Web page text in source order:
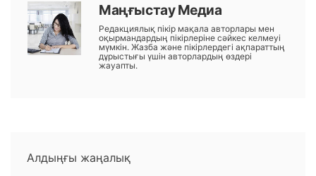
Маңғыстау Медиа
Редакциялық пікір мақала авторлары мен
оқырмандардың пікірлеріне сәйкес келмеуі
мүмкін. Жазба және пікірлердегі ақпараттың
дұрыстығы үшін авторлардың өздері
жауапты.
Алдыңғы жаңалық